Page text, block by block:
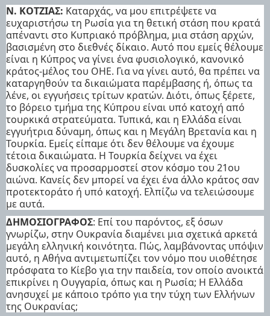
Ν. ΚΟΤΖΙΑΣ: Καταρχάς, να μου επιτρέψετε να
ευχαριστήσω τη Ρωσία για τη θετική στάση που κρατά
απέναντι στο Κυπριακό πρόβλημα, μια στάση αρχών,
βασισμένη στο διεθνές δίκαιο. Αυτό που εμείς θέλουμε
είναι η Κύπρος να γίνει ένα φυσιολογικό, κανονικό
κράτος-μέλος του ΟΗΕ. Για να γίνει αυτό, θα πρέπει να
καταργηθούν τα δικαιώματα παρέμβασης ή, όπως τα
λένε, οι εγγυήσεις τρίτων κρατών. Διότι, όπως ξέρετε,
το βόρειο τμήμα της Κύπρου είναι υπό κατοχή από
τουρκικά στρατεύματα. Τυπικά, και η Ελλάδα είναι
εγγυήτρια δύναμη, όπως και η Μεγάλη Βρετανία και η
Τουρκία. Εμείς είπαμε ότι δεν θέλουμε να έχουμε
τέτοια δικαιώματα. Η Τουρκία δείχνει να έχει
δυσκολίες να προσαρμοστεί στον κόσμο του 21ου
αιώνα. Κανείς δεν μπορεί να έχει ένα άλλο κράτος σαν
προτεκτοράτο ή υπό κατοχή. Ελπίζω να τελειώσουμε
με αυτά.
ΔΗΜΟΣΙΟΓΡΑΦΟΣ: Επί του παρόντος, εξ όσων
γνωρίζω, στην Ουκρανία διαμένει μια σχετικά αρκετά
μεγάλη ελληνική κοινότητα. Πώς, λαμβάνοντας υπόψιν
αυτό, η Αθήνα αντιμετωπίζει τον νόμο που υιοθέτησε
πρόσφατα το Κίεβο για την παιδεία, τον οποίο ανοικτά
επικρίνει η Ουγγαρία, όπως και η Ρωσία; Η Ελλάδα
ανησυχεί με κάποιο τρόπο για την τύχη των Ελλήνων
της Ουκρανίας;